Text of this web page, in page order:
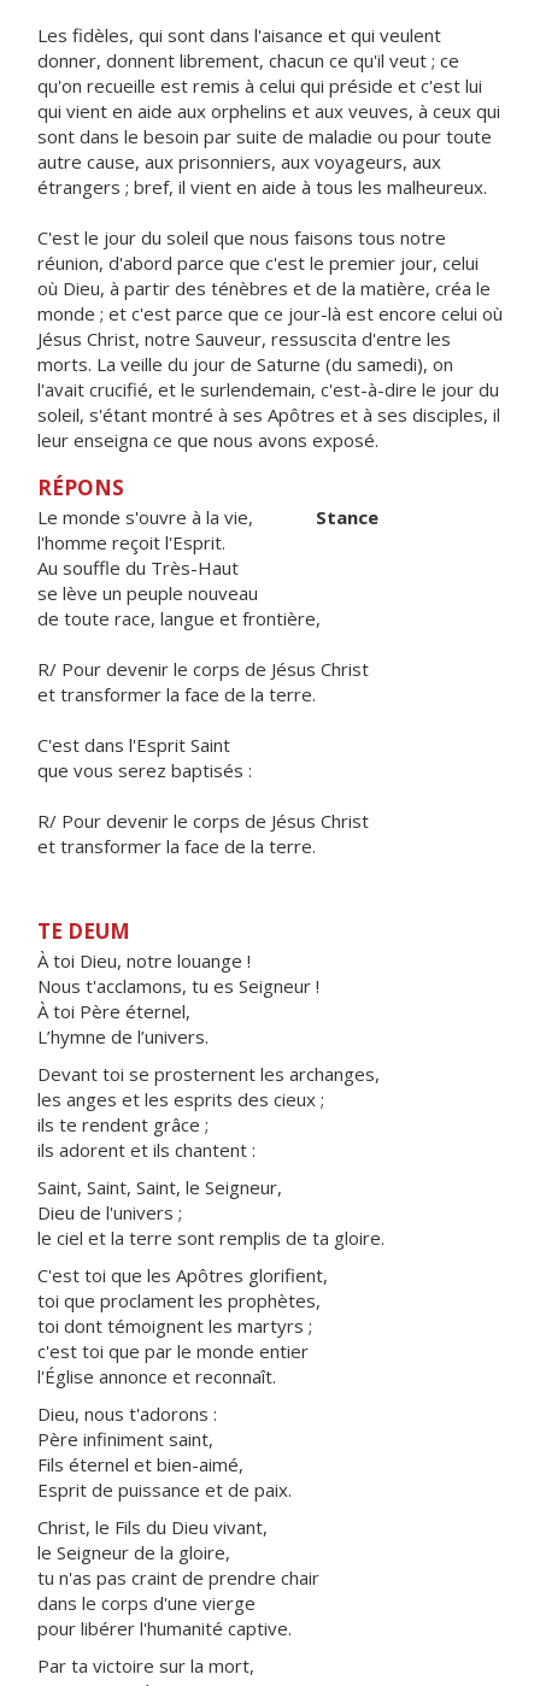
Les fidèles, qui sont dans l'aisance et qui veulent
donner, donnent librement, chacun ce qu'il veut ; ce
qu'on recueille est remis à celui qui préside et c'est lui
qui vient en aide aux orphelins et aux veuves, à ceux qui
sont dans le besoin par suite de maladie ou pour toute
autre cause, aux prisonniers, aux voyageurs, aux
étrangers ; bref, il vient en aide à tous les malheureux.
C'est le jour du soleil que nous faisons tous notre
réunion, d'abord parce que c'est le premier jour, celui
où Dieu, à partir des ténèbres et de la matière, créa le
monde ; et c'est parce que ce jour-là est encore celui où
Jésus Christ, notre Sauveur, ressuscita d'entre les
morts. La veille du jour de Saturne (du samedi), on
l'avait crucifié, et le surlendemain, c'est-à-dire le jour du
soleil, s'étant montré à ses Apôtres et à ses disciples, il
leur enseigna ce que nous avons exposé.
RÉPONS
Le monde s'ouvre à la vie, Stance
l'homme reçoit l'Esprit.
Au souffle du Très-Haut
se lève un peuple nouveau
de toute race, langue et frontière,
R/ Pour devenir le corps de Jésus Christ
et transformer la face de la terre.
C'est dans l'Esprit Saint
que vous serez baptisés :
R/ Pour devenir le corps de Jésus Christ
et transformer la face de la terre.
TE DEUM
À toi Dieu, notre louange !
Nous t'acclamons, tu es Seigneur !
À toi Père éternel,
L’hymne de l’univers.
Devant toi se prosternent les archanges,
les anges et les esprits des cieux ;
ils te rendent grâce ;
ils adorent et ils chantent :
Saint, Saint, Saint, le Seigneur,
Dieu de l'univers ;
le ciel et la terre sont remplis de ta gloire.
C'est toi que les Apôtres glorifient,
toi que proclament les prophètes,
toi dont témoignent les martyrs ;
c'est toi que par le monde entier
l'Église annonce et reconnaît.
Dieu, nous t'adorons :
Père infiniment saint,
Fils éternel et bien-aimé,
Esprit de puissance et de paix.
Christ, le Fils du Dieu vivant,
le Seigneur de la gloire,
tu n'as pas craint de prendre chair
dans le corps d'une vierge
pour libérer l'humanité captive.
Par ta victoire sur la mort,